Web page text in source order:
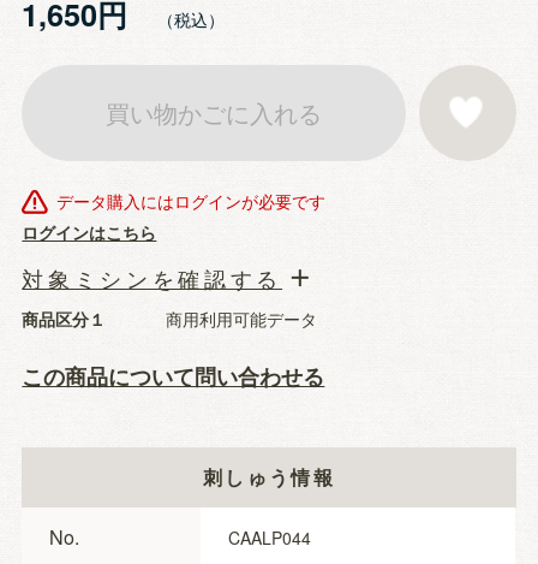
1,650円
データ購入にはログインが必要です
買い物かごに入れる
ログインはこちら
お気に入りに登
商品区分１ 商用利用可能データ
この商品について問い合わせる
対象ミシンを確認する
刺しゅう情報
No. CAALP044